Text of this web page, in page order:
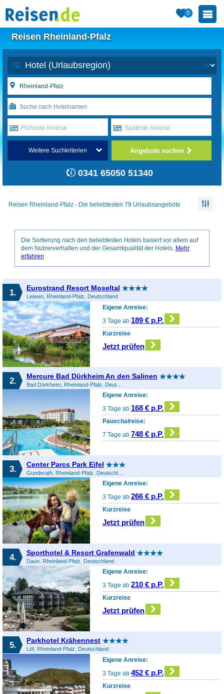
0
Reisen Rheinland-Pfalz
Früheste Anreise Späteste Abreise
Weitere Suchkriterien Angebote suchen
0341 65050 51340
Reisen Rheinland-Pfalz - Die beliebtesten 79 Urlaubsangebote
Die Sortierung nach den beliebtesten Hotels basiert vor allem auf
dem Nutzerverhalten und der Gesamtqualität der Hotels. Mehr
erfahren
1. Eurostrand Resort Moseltal
Leiwen, Rheinland-Pfalz, Deutschland
Eigene Anreise:
3 Tage ab 189 € p.P.
Kurzreise
Jetzt prüfen
2. Mercure Bad Dürkheim An den Salinen
Bad Dürkheim, Rheinland-Pfalz, Deutschland
Eigene Anreise:
3 Tage ab 168 € p.P.
Pauschalreise:
7 Tage ab 748 € p.P.
3. Center Parcs Park Eifel
Gunderath, Rheinland-Pfalz, Deutschland
Eigene Anreise:
3 Tage ab266 € p.P.
Kurzreise
Jetzt prüfen
4. Sporthotel & Resort Grafenwald
Daun, Rheinland-Pfalz, Deutschland
Eigene Anreise:
3 Tage ab210 € p.P.
Kurzreise
Jetzt prüfen
5. Parkhotel Krähennest
Löf, Rheinland-Pfalz, Deutschland
Eigene Anreise:
3 Tage ab452 € p.P.
Kurzreise